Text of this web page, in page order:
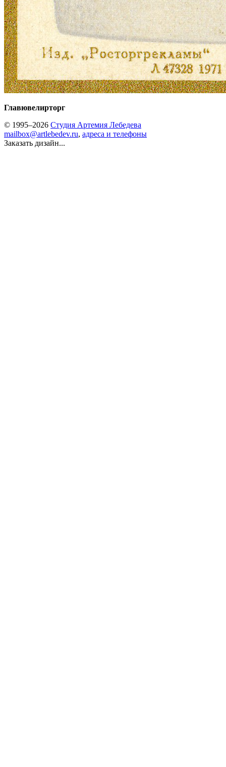
Главювелирторг
© 1995–2026 Студия Артемия Лебедева
mailbox@artlebedev.ru, адреса и телефоны
Заказать дизайн...